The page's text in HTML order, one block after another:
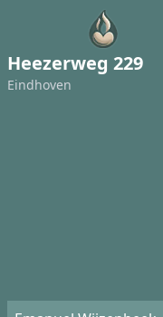
Heezerweg 229
Eindhoven